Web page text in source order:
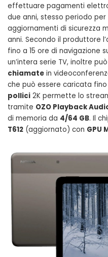
effettuare pagamenti
due anni, stesso periodo
aggiornamenti di sicurezza
anni. Secondo il produttore
fino a 15 ore di navigazione
un’intera serie TV, inoltre
chiamate in
che può essere caricata
pollici 2K permette lo
tramite OZO Playback
di memoria da 4/64 GB. Il
T612 (aggiornato) con GPU